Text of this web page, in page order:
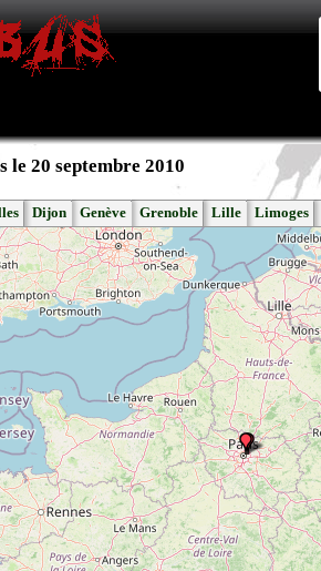
le 20 septembre 2010
Dijon Genève Grenoble Lille Limoges